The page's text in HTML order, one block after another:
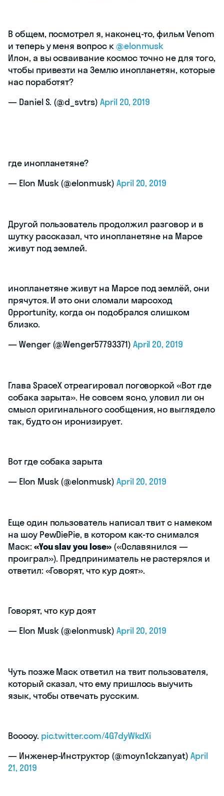
В общем, посмотрел я, наконец-то, фильм Venom
и теперь у меня вопрос к @elonmusk
Илон, а вы осваивание космос точно не для того,
чтобы привезти на Землю инопланетян, которые
нас поработят?
— Daniel S. (@d_svtrs) April 20, 2019
где инопланетяне?
— Elon Musk (@elonmusk) April 20, 2019
Другой пользователь продолжил разговор и в
шутку рассказал, что инопланетяне на Марсе
живут под землей.
инопланетяне живут на Марсе под землёй, они
прячутся. И это они сломали марсоход
Opportunity, когда он подобрался слишком
близко.
— Wenger (@Wenger57793371) April 20, 2019
Глава SpaceX отреагировал поговоркой «Вот где
собака зарыта». Не совсем ясно, уловил ли он
смысл оригинального сообщения, но выглядело
так, будто он иронизирует.
Вот где собака зарыта
— Elon Musk (@elonmusk) April 20, 2019
Еще один пользователь написал твит с намеком
на шоу PewDiePie, в котором как-то снимался
Маск: «You slav you lose»(«Ославянился —
проиграл»). Предприниматель не растерялся и
ответил: «Говорят, что кур доят».
Говорят, что кур доят
— Elon Musk (@elonmusk) April 20, 2019
Чуть позже Маск ответил на твит пользователя,
который сказал, что ему пришлось выучить
язык, чтобы отвечать русским.
Вооооу. pic.twitter.com/4G7dyWkdXi
— Инженер-Инструктор (@moyn1ckzanyat)April
21, 2019